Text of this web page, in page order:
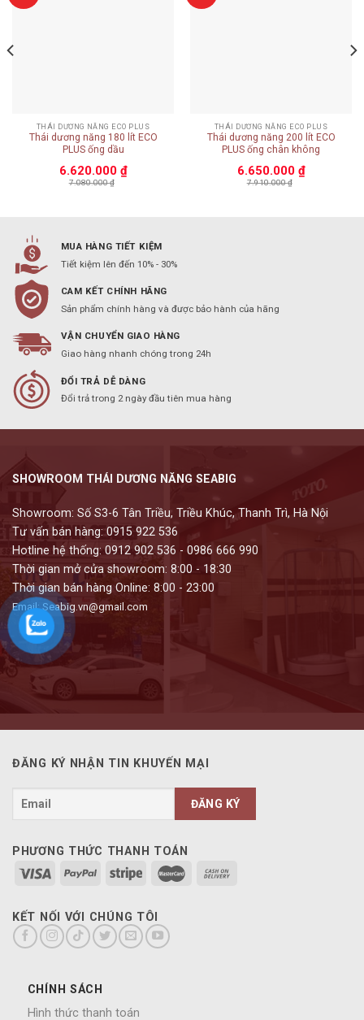
THÁI DƯƠNG NĂNG ECO PLUS
Thái dương năng 180 lít ECO
PLUS ống dầu
6.620.000 ₫
7.080.000₫
THÁI DƯƠNG NĂNG ECO PLUS
Thái dương năng 200 lít ECO
PLUS ống chân không
6.650.000 ₫
7.910.000₫
MUA HÀNG TIẾT KIỆM
Tiết kiệm lên đến 10% - 30%
CAM KẾT CHÍNH HÃNG
Sản phẩm chính hàng và được bảo hành của hãng
VẬN CHUYỂN GIAO HÀNG
Giao hàng nhanh chóng trong 24h
ĐỔI TRẢ DỄ DÀNG
Đổi trả trong 2 ngày đầu tiên mua hàng
SHOWROOM THÁI DƯƠNG NĂNG SEABIG
Showroom: Số S3-6 Tân Triều, Triều Khúc, Thanh Trì, Hà Nội
Tư vấn bán hàng: 0915 922 536
Hotline hệ thống: 0912 902 536 - 0986 666 990
Thời gian mở cửa showroom: 8:00 - 18:30
Thời gian bán hàng Online: 8:00 - 23:00
Email: Seabig.vn@gmail.com
ĐĂNG KÝ NHẬN TIN KHUYẾN MẠI
PHƯƠNG THỨC THANH TOÁN
KẾT NỐI VỚI CHÚNG TÔI
CHÍNH SÁCH
Hình thức thanh toán